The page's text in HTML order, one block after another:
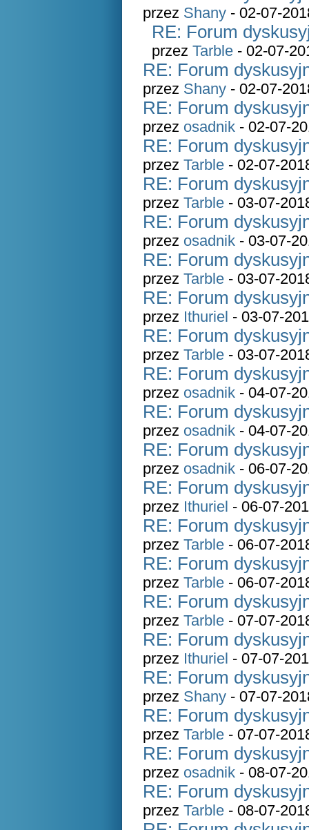
przez Shany - 02-07-
RE: Forum
przez Tarble - 02-07-
RE: Forum
przez Shany - 02-07-
RE: Forum
przez osadnik - 02-07-
RE: Forum
przez Tarble - 02-07-
RE: Forum
przez Tarble - 03-07-
RE: Forum
przez osadnik - 03-07-
RE: Forum
przez Tarble - 03-07-
RE: Forum
przez Ithuriel - 03-07-
RE: Forum
przez Tarble - 03-07-
RE: Forum
przez osadnik - 04-07-
RE: Forum
przez osadnik - 04-07-
RE: Forum
przez osadnik - 06-07-
RE: Forum
przez Ithuriel - 06-07-
RE: Forum
przez Tarble - 06-07-
RE: Forum
przez Tarble - 06-07-
RE: Forum
przez Tarble - 07-07-
RE: Forum
przez Ithuriel - 07-07-
RE: Forum
przez Shany - 07-07-
RE: Forum
przez Tarble - 07-07-
RE: Forum
przez osadnik - 08-07-
RE: Forum
przez Tarble - 08-07-